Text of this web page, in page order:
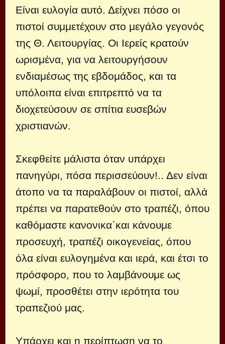
Είναι ευλογία αυτό. Δείχνει πόσο οι
πιστοί συμμετέχουν στο μεγάλο γεγονός
της Θ. Λειτουργίας. Οι Ιερείς κρατούν
ωρισμένα, για να λειτουργήσουν
ενδιαμέσως της εβδομάδος, και τα
υπόλοιπα είναι επιτρεπτό να τα
διοχετεύσουν σε σπίτια ευσεβών
χριστιανών.
Σκεφθείτε μάλιστα όταν υπάρχει
πανηγύρι, πόσα περισσεύουν!.. Δεν είναι
άτοπο να τα παραλάβουν οι πιστοί, αλλά
πρέπει να παρατεθούν στο τραπέζι, όπου
καθόμαστε κανονικα΄και κάνουμε
προσευχή, τραπέζι οικογενείας, όπου
όλα είναι ευλογημένα και ιερά, και έτσι το
πρόσφορο, που το λαμβάνουμε ως
ψωμί, προσθέτει στην ιερότητα του
τραπεζιού μας.
Υπάρχει και η περίπτωση να το